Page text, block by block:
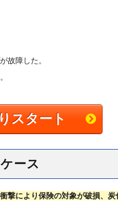
が故障した。
スタート
ース
撃により保険の対象が破損、